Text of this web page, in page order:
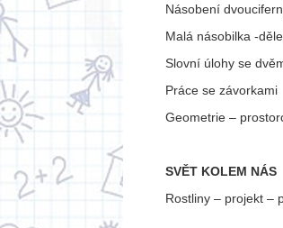
Násobení
Malá násobilka -
Slovní úlohy se
Práce se závorkami
Geometrie –
SVĚT KOLEM NÁS
Rostliny – projekt –